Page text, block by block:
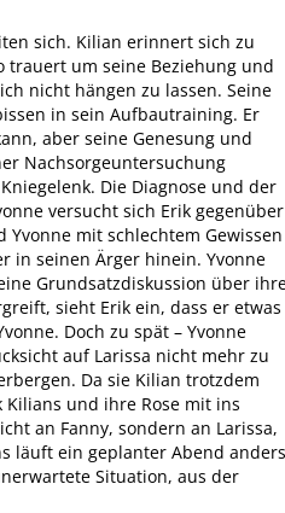
sich. Kilian erinnert sich zu
trauert um seine Beziehung und
nicht hängen zu lassen. Seine
in sein Aufbautraining. Er
aber seine Genesung und
Nachsorgeuntersuchung
Die Diagnose und der
versucht sich Erik gegenüber
mit schlechtem Gewissen
in seinen Ärger hinein. Yvonne
Grundsatzdiskussion über
sieht Erik ein, dass er etwas
Doch zu spät – Yvonne
auf Larissa nicht mehr zu
Da sie Kilian trotzdem
und ihre Rose mit ins
an Fanny, sondern an Larissa,
läuft ein geplanter Abend anders
Situation, aus der